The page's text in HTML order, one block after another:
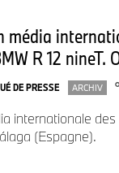
des stars du
du 13 au
Julie Wood,
l’album
***«
jamais, dans
média
R 12 nineT.
DE PRESSE ARCHIV
internationale
(Espagne).